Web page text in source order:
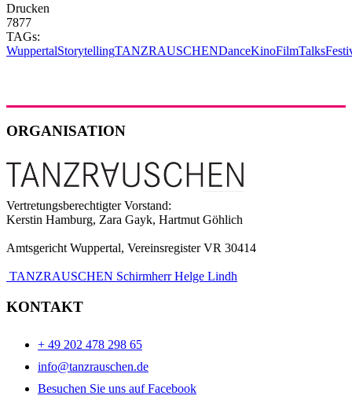
Drucken
7877
TAGs:
WuppertalStorytellingTANZRAUSCHENDanceKinoFilmTalks
ORGANISATION
Vertretungsberechtigter Vorstand:
Kerstin Hamburg, Zara Gayk, Hartmut Göhlich
Amtsgericht Wuppertal, Vereinsregister VR 30414
TANZRAUSCHEN Schirmherr Helge Lindh
KONTAKT
+ 49 202 478 298 65
info@tanzrauschen.de
Besuchen Sie uns auf Facebook